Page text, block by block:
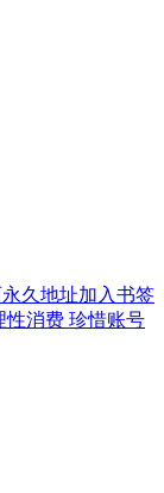
久地址加入书签
性消费 珍惜账号